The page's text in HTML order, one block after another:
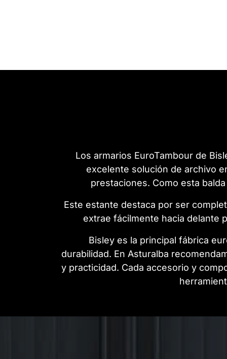
Los armarios EuroTambour de
excelente solución de archivo
prestaciones. Como esta
Este estante destaca por ser
extrae fácilmente hacia delante
Bisley es la principal fábrica
durabilidad. En Asturalba
y practicidad. Cada accesorio y